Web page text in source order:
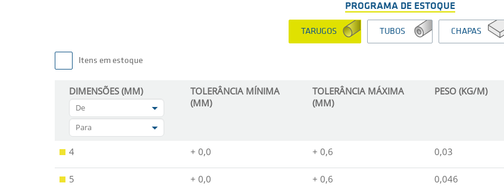
PROGRAMA DE ESTOQUE
TARUGOS TUBOS CHAPAS
Itens em estoque
DIMENSÕES (MM)
De
Para
TOLERÂNCIA MÍNIMA
(MM)
TOLERÂNCIA MÁXIMA
(MM)
PESO (KG/M)
4 + 0,0 + 0,6 0,03
5 + 0,0 + 0,6 0,046